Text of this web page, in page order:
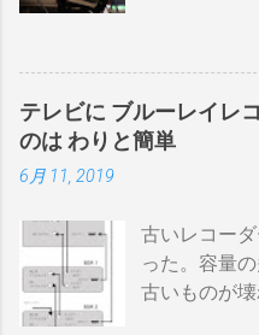
温度計が使
ドラムだか
の蓄熱効果
煎中、外気
げても即座
量に限界が
前後が限界
テレビに ブルーレイレ
のは わりと簡単
6月 11, 2019
古いレコー
った。容量
古いものが